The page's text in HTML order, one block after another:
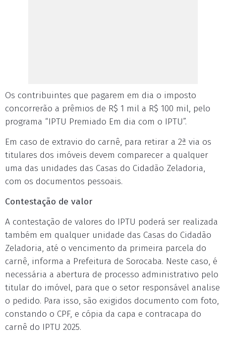
Os contribuintes que pagarem em dia o imposto
concorrerão a prêmios de R$ 1 mil a R$ 100 mil, pelo
programa “IPTU Premiado Em dia com o IPTU”.
Em caso de extravio do carnê, para retirar a 2ª via os
titulares dos imóveis devem comparecer a qualquer
uma das unidades das Casas do Cidadão Zeladoria,
com os documentos pessoais.
Contestação de valor
A contestação de valores do IPTU poderá ser realizada
também em qualquer unidade das Casas do Cidadão
Zeladoria, até o vencimento da primeira parcela do
carnê, informa a Prefeitura de Sorocaba. Neste caso, é
necessária a abertura de processo administrativo pelo
titular do imóvel, para que o setor responsável analise
o pedido. Para isso, são exigidos documento com foto,
constando o CPF, e cópia da capa e contracapa do
carnê do IPTU 2025.